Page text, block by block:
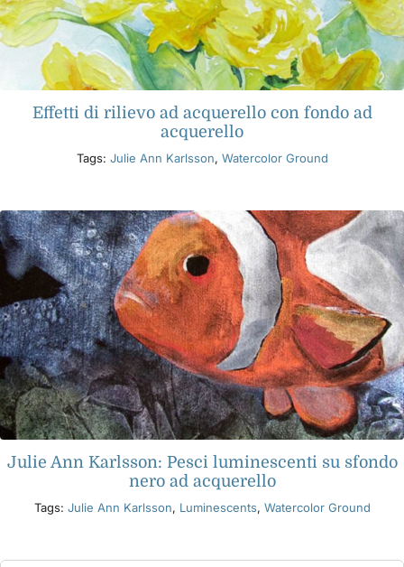
Effetti di rilievo ad acquerello con fondo ad
acquerello
Tags: Julie Ann Karlsson, Watercolor Ground
Julie Ann Karlsson: Pesci luminescenti su sfondo
nero ad acquerello
Tags: Julie Ann Karlsson, Luminescents, Watercolor Ground